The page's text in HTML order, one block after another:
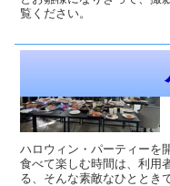
覧ください。
ハロウィン・パーティーを
食べて楽しむ時間は、利用
る、そんな素敵なひととき